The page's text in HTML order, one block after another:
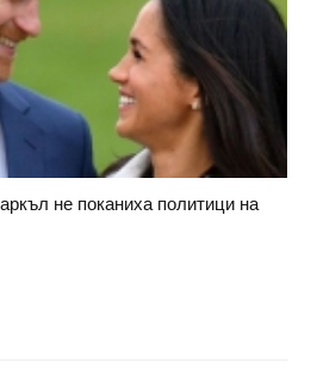
не поканиха политици на